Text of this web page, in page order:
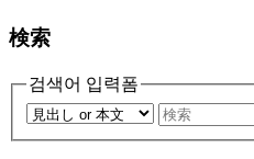
検索
검색어 입력폼